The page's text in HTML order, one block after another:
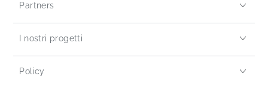
Partners
I nostri progetti
Policy